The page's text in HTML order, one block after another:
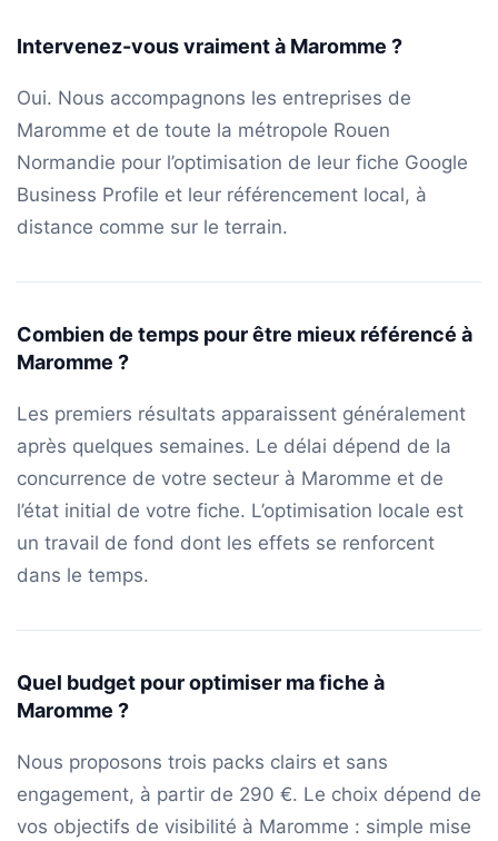
Intervenez-vous vraiment à Maromme ?
Oui. Nous accompagnons les entreprises de
Maromme et de toute la métropole Rouen
Normandie pour l’optimisation de leur fiche Google
Business Profile et leur référencement local, à
distance comme sur le terrain.
Combien de temps pour être mieux référencé à
Maromme ?
Les premiers résultats apparaissent généralement
après quelques semaines. Le délai dépend de la
concurrence de votre secteur à Maromme et de
l’état initial de votre fiche. L’optimisation locale est
un travail de fond dont les effets se renforcent
dans le temps.
Quel budget pour optimiser ma fiche à
Maromme ?
Nous proposons trois packs clairs et sans
engagement, à partir de 290 €. Le choix dépend de
vos objectifs de visibilité à Maromme : simple mise